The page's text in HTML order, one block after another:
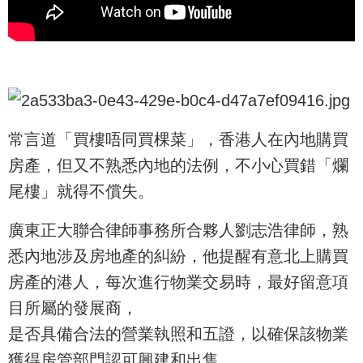
常言道「買樓唔同買棵菜」，香港人在內地購買
房產，但又不熟悉內地的法例，不小心買錯「爛
尾樓」就得不償失。
廣東正大聯合律師事務所合夥人劉志浩律師，熟
悉內地涉及房地產的糾紛，他提醒有意北上購買
房產的港人，每次進行物業交易時，最好留意項
目所屬的發展商，
是否具備合法的營業執照和五證，以確保該物業